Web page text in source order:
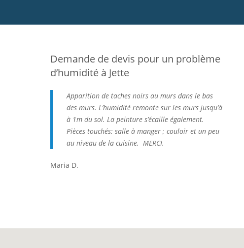
Demande de devis pour un problème
d’humidité à Jette
Apparition de taches noirs au murs dans le bas
des murs. L’humidité remonte sur les murs jusqu’à
à 1m du sol. La peinture s’écaille également.
Pièces touchés: salle à manger ; couloir et un peu
au niveau de la cuisine. MERCI.
Maria D.